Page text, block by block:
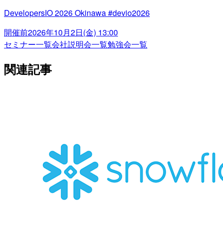
DevelopersIO 2026 Okinawa #devio2026
開催前2026年10月2日(金) 13:00
セミナー一覧会社説明会一覧勉強会一覧
関連記事